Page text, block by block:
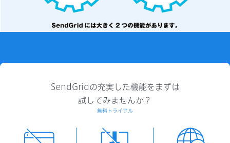
SendGridの充実した機能をまずは
試してみませんか？
無料トライアル